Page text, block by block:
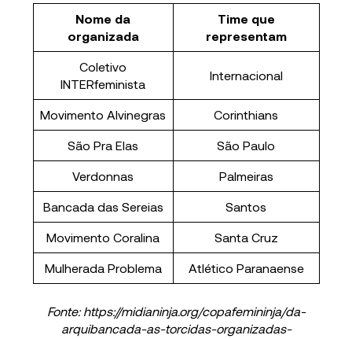
Nome da
organizada
Time que
representam
Coletivo
INTERfeminista
Internacional
Movimento Alvinegras Corinthians
São Pra Elas São Paulo
Verdonnas Palmeiras
Bancada das Sereias Santos
Movimento Coralina Santa Cruz
Mulherada Problema Atlético Paranaense
Fonte: https://midianinja.org/copafemininja/da-
arquibancada-as-torcidas-organizadas-